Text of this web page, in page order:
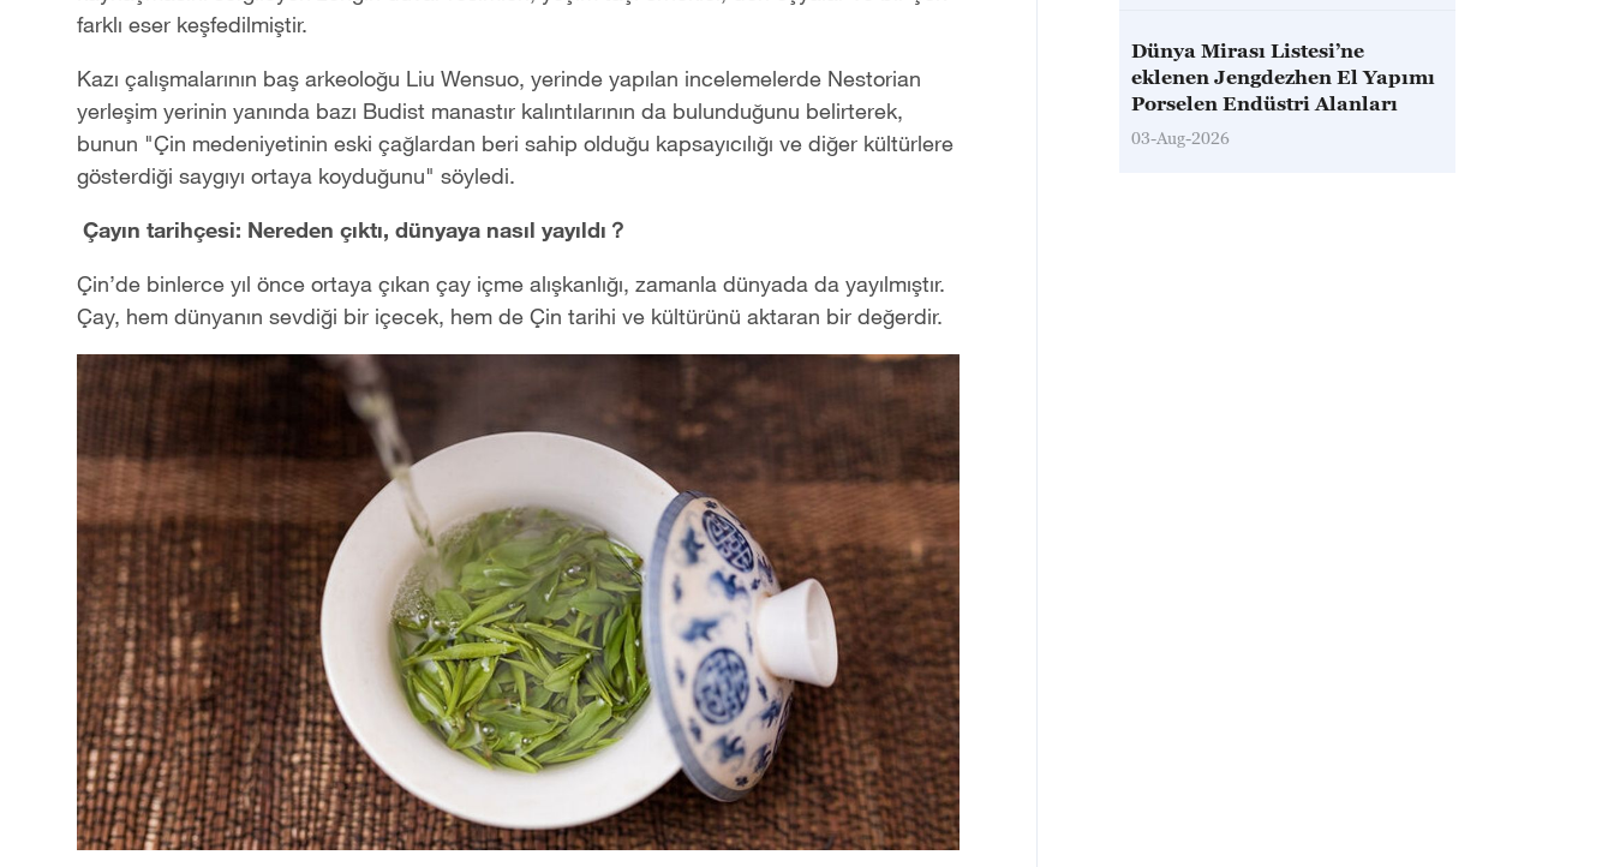
farklı eser keşfedilmiştir.
Kazı çalışmalarının baş arkeoloğu Liu Wensuo, yerinde yapılan incelemelerde Nestorian
yerleşim yerinin yanında bazı Budist manastır kalıntılarının da bulunduğunu belirterek,
bunun "Çin medeniyetinin eski çağlardan beri sahip olduğu kapsayıcılığı ve diğer kültürlere
gösterdiği saygıyı ortaya koyduğunu" söyledi.
Çayın tarihçesi: Nereden çıktı, dünyaya nasıl yayıldı？
Çin’de binlerce yıl önce ortaya çıkan çay içme alışkanlığı, zamanla dünyada da yayılmıştır.
Çay, hem dünyanın sevdiği bir içecek, hem de Çin tarihi ve kültürünü aktaran bir değerdir.
Dünya Mirası Listesi’ne
eklenen Jengdezhen El Yapımı
Porselen Endüstri Alanları
03-Aug-2026